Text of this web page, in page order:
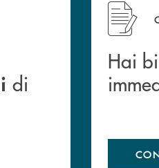
filiali&nbsp; di
di
Hai
Hai